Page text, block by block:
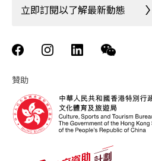
立即訂閱以了解最新動態
贊助